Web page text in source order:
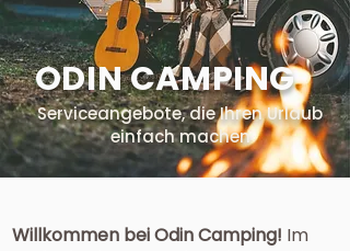
ODIN CAMPING
Serviceangebote, die Ihren Urlaub
einfach machen
Willkommen bei Odin Camping! Im